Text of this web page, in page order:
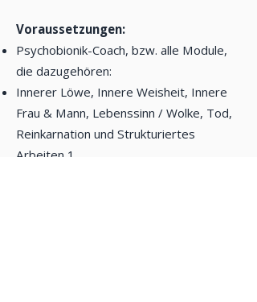
Voraussetzungen:
Psychobionik-Coach, bzw. alle Module,
die dazugehören:
Innerer Löwe, Innere Weisheit, Innere
Frau & Mann, Lebenssinn / Wolke, Tod,
Reinkarnation und Strukturiertes
Arbeiten 1